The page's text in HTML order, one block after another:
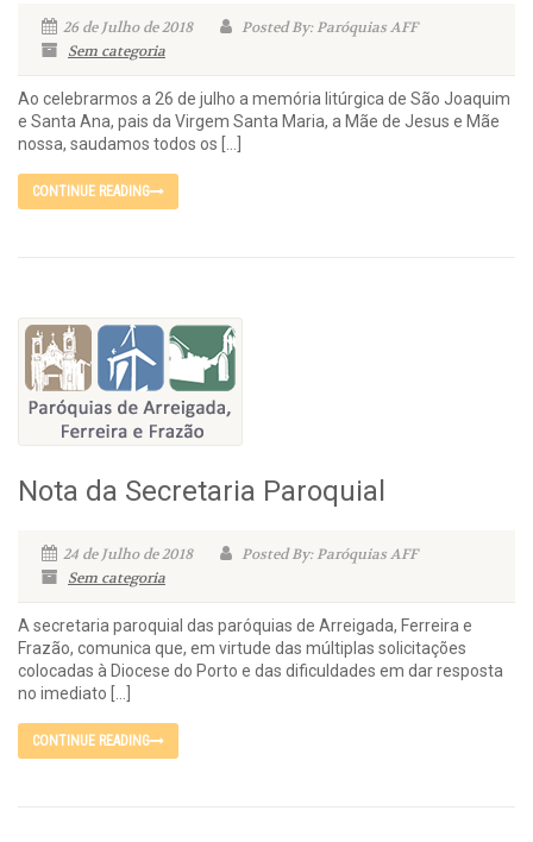
26 de Julho de 2018
Posted By: Paróquias AFF
Sem categoria
Ao celebrarmos a 26 de julho a memória litúrgica de São Joaquim
e Santa Ana, pais da Virgem Santa Maria, a Mãe de Jesus e Mãe
nossa, saudamos todos os […]
CONTINUE READING
Nota da Secretaria Paroquial
24 de Julho de 2018
Posted By: Paróquias AFF
Sem categoria
A secretaria paroquial das paróquias de Arreigada, Ferreira e
Frazão, comunica que, em virtude das múltiplas solicitações
colocadas à Diocese do Porto e das dificuldades em dar resposta
no imediato […]
CONTINUE READING